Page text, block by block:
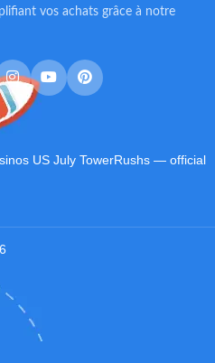
vos achats grâce à notre
US July TowerRushs — official